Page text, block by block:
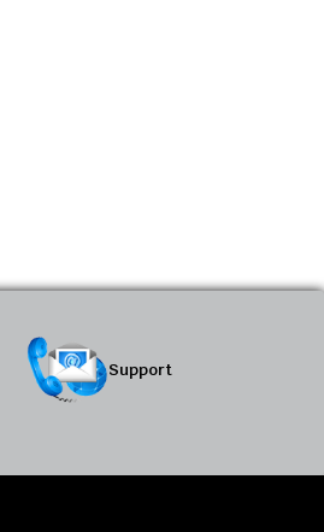
Support